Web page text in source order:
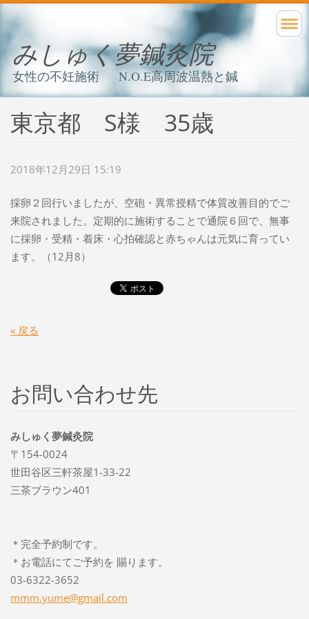
みしゅく夢鍼灸院
女性の不妊施術 N.O.E高周波温熱と鍼
東京都 S様 35歳
2018年12月29日 15:19
採卵２回行いましたが、空砲・異常授精で体質改善目的でご
来院されました。定期的に施術することで通院６回で、無事
に採卵・受精・着床・心拍確認と赤ちゃんは元気に育ってい
ます。（12月8）
« 戻る
お問い合わせ先
みしゅく夢鍼灸院
〒154-0024
世田谷区三軒茶屋1-33-22
三茶ブラウン401
＊完全予約制です。
＊お電話にてご予約を 賜ります。
03-6322-3652
mmm.yume@gmail.com